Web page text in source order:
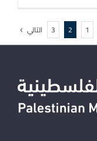
1
2
3 التالي